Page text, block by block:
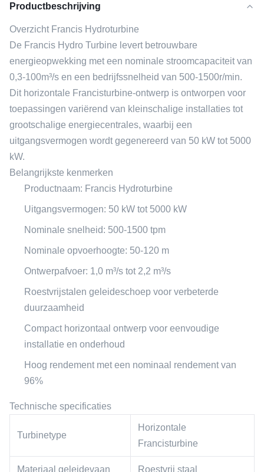
Productbeschrijving
Overzicht Francis Hydroturbine
De Francis Hydro Turbine levert betrouwbare
energieopwekking met een nominale stroomcapaciteit van
0,3-100m³/s en een bedrijfssnelheid van 500-1500r/min.
Dit horizontale Francisturbine-ontwerp is ontworpen voor
toepassingen variërend van kleinschalige installaties tot
grootschalige energiecentrales, waarbij een
uitgangsvermogen wordt gegenereerd van 50 kW tot 5000
kW.
Belangrijkste kenmerken
Productnaam: Francis Hydroturbine
Uitgangsvermogen: 50 kW tot 5000 kW
Nominale snelheid: 500-1500 tpm
Nominale opvoerhoogte: 50-120 m
Ontwerpafvoer: 1,0 m³/s tot 2,2 m³/s
Roestvrijstalen geleideschoep voor verbeterde
duurzaamheid
Compact horizontaal ontwerp voor eenvoudige
installatie en onderhoud
Hoog rendement met een nominaal rendement van
96%
Technische specificaties
Turbinetype
Horizontale
Francisturbine
Materiaal geleidevaan Roestvrij staal